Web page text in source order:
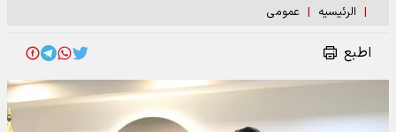
| الرئیسیه | عمومی
اطبع